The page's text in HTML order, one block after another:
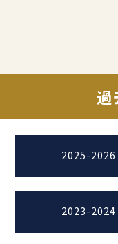
過
2025-2026
2023-2024